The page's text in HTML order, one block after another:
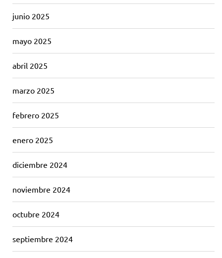
junio 2025
mayo 2025
abril 2025
marzo 2025
febrero 2025
enero 2025
diciembre 2024
noviembre 2024
octubre 2024
septiembre 2024